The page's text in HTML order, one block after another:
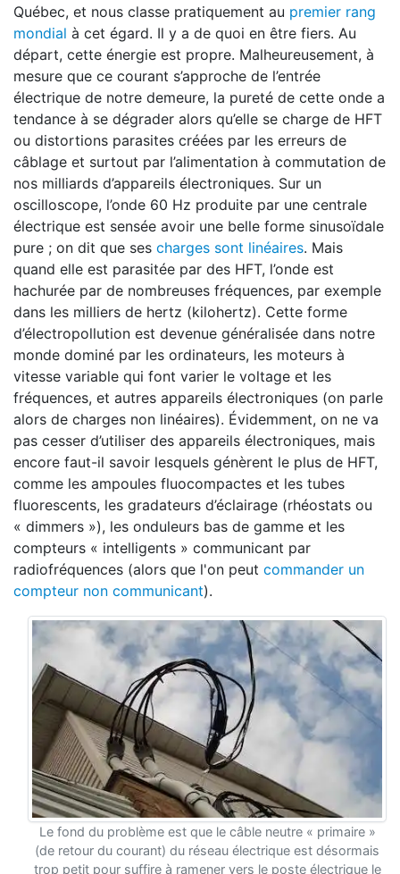
Québec, et nous classe pratiquement au premier rang
mondial à cet égard. Il y a de quoi en être fiers. Au
départ, cette énergie est propre. Malheureusement, à
mesure que ce courant s’approche de l’entrée
électrique de notre demeure, la pureté de cette onde a
tendance à se dégrader alors qu’elle se charge de HFT
ou distortions parasites créées par les erreurs de
câblage et surtout par l’alimentation à commutation de
nos milliards d’appareils électroniques. Sur un
oscilloscope, l’onde 60 Hz produite par une centrale
électrique est sensée avoir une belle forme sinusoïdale
pure ; on dit que ses charges sont linéaires. Mais
quand elle est parasitée par des HFT, l’onde est
hachurée par de nombreuses fréquences, par exemple
dans les milliers de hertz (kilohertz). Cette forme
d’électropollution est devenue généralisée dans notre
monde dominé par les ordinateurs, les moteurs à
vitesse variable qui font varier le voltage et les
fréquences, et autres appareils électroniques (on parle
alors de charges non linéaires). Évidemment, on ne va
pas cesser d’utiliser des appareils électroniques, mais
encore faut-il savoir lesquels génèrent le plus de HFT,
comme les ampoules fluocompactes et les tubes
fluorescents, les gradateurs d’éclairage (rhéostats ou
« dimmers »), les onduleurs bas de gamme et les
compteurs « intelligents » communicant par
radiofréquences (alors que l'on peut commander un
compteur non communicant).
Le fond du problème est que le câble neutre « primaire »
(de retour du courant) du réseau électrique est désormais
trop petit pour suffire à ramener vers le poste électrique le